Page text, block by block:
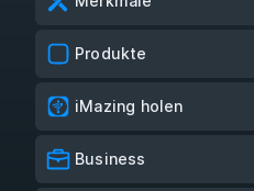
Produkte
iMazing holen
Business